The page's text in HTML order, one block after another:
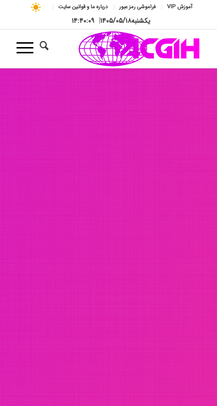
آموزش VIP فراموشی رمز عبور درباره ما و قوانین سایت
یکشنبه۱۴۰۵/۰۵/۱۸| ۱۴:۴۰:۱۱